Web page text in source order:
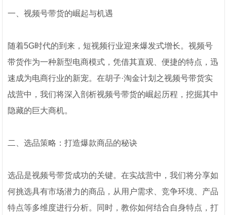
一、视频号带货的崛起与机遇
随着5G时代的到来，短视频行业迎来爆发式增长。视频号
带货作为一种新型电商模式，凭借其直观、便捷的特点，迅
速成为电商行业的新宠。在胡子·淘金计划之视频号带货实
战营中，我们将深入剖析视频号带货的崛起历程，挖掘其中
隐藏的巨大商机。
二、选品策略：打造爆款商品的秘诀
选品是视频号带货成功的关键。在实战营中，我们将分享如
何挑选具有市场潜力的商品，从用户需求、竞争环境、产品
特点等多维度进行分析。同时，教你如何结合自身特点，打